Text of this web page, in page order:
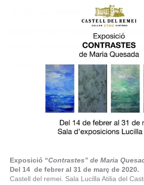
Exposició “Contrastes” de Maria
Del 14 de febrer al 31 de març de 2020.
Castell del remei. Sala Lucilla Atilia del